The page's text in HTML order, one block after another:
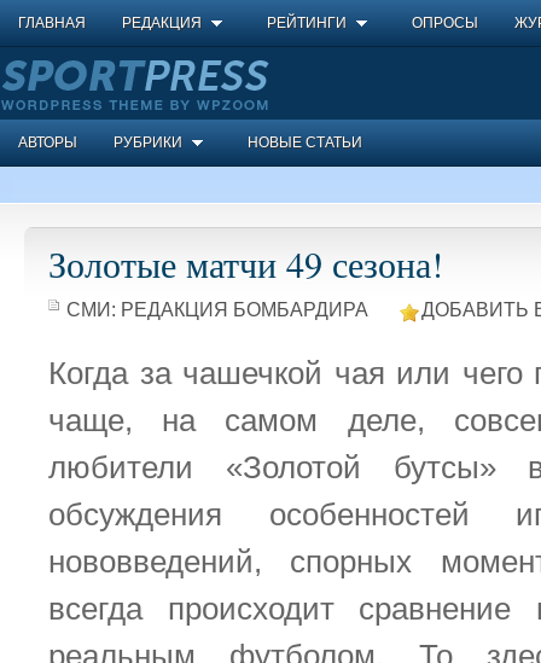
ГЛАВНАЯ РЕДАКЦИЯ РЕЙТИНГИ ОПРОСЫ
АВТОРЫ РУБРИКИ НОВЫЕ СТАТЬИ
Золотые матчи 49 сезона!
СМИ: РЕДАКЦИЯ БОМБАРДИРА ДОБАВИТЬ
Когда за чашечкой чая или чего
чаще, на самом деле,
любители «Золотой бутсы»
обсуждения особенностей
нововведений, спорных
всегда происходит
реальным футболом. То